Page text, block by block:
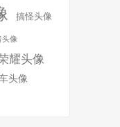
搞怪头像
头像
耀头像
头像